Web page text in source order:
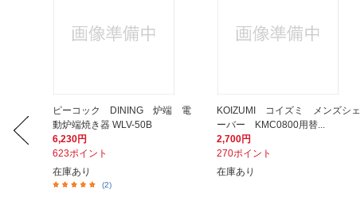
ピーコック DINING 炉端 電
動炉端焼き器 WLV-50B
6,230円
623ポイント
在庫あり
(2)
KOIZUMI コイズミ メンズシェ
ーバー KMC0800用替...
2,700円
270ポイント
在庫あり